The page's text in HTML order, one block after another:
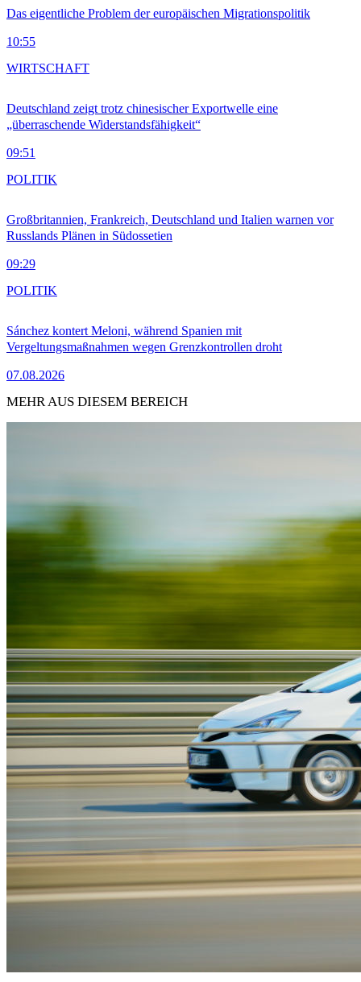
Das eigentliche Problem der europäischen Migrationspolitik
10:55
Deutschland zeigt trotz chinesischer Exportwelle eine
„überraschende Widerstandsfähigkeit“
09:51
WIRTSCHAFT
Großbritannien, Frankreich, Deutschland und Italien warnen vor
Russlands Plänen in Südossetien
09:29
POLITIK
Sánchez kontert Meloni, während Spanien mit
Vergeltungsmaßnahmen wegen Grenzkontrollen droht
07.08.2026
POLITIK
MEHR AUS DIESEM BEREICH